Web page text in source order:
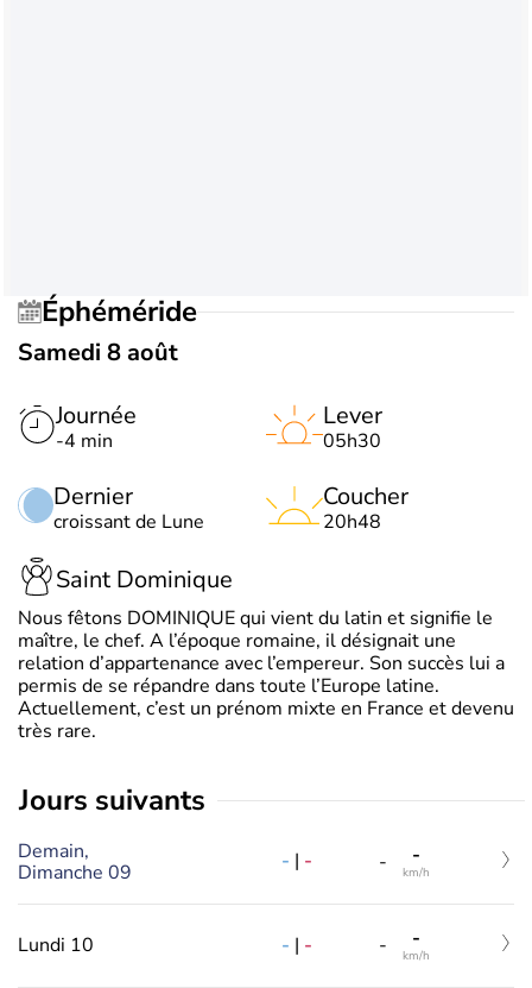
Éphéméride
Samedi 8 août
Journée
-4 min
Dernier
croissant de Lune
Lever
05h30
Coucher
20h48
Saint Dominique
Nous fêtons DOMINIQUE qui vient du latin et signifie le
maître, le chef. A l’époque romaine, il désignait une
relation d’appartenance avec l’empereur. Son succès lui a
permis de se répandre dans toute l’Europe latine.
Actuellement, c’est un prénom mixte en France et devenu
très rare.
jours suivants
Demain,
Dimanche 09
- | - - -
km/h
Lundi 10 - | - - -
km/h